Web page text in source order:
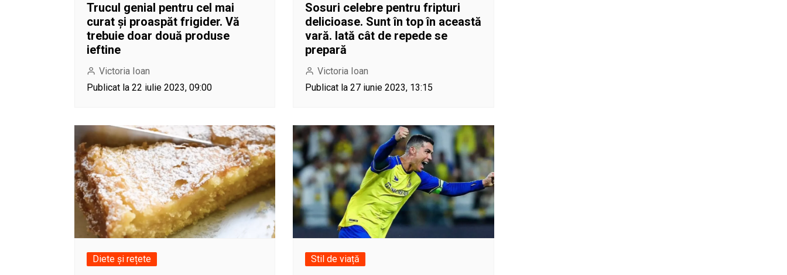
Trucul genial pentru cel mai
curat și proaspăt frigider. Vă
trebuie doar două produse
ieftine
Victoria Ioan
Publicat la 22 iulie 2023, 09:00
Sosuri celebre pentru fripturi
delicioase. Sunt în top în această
vară. Iată cât de repede se
prepară
Victoria Ioan
Publicat la 27 iunie 2023, 13:15
Diete și rețete Stil de viață